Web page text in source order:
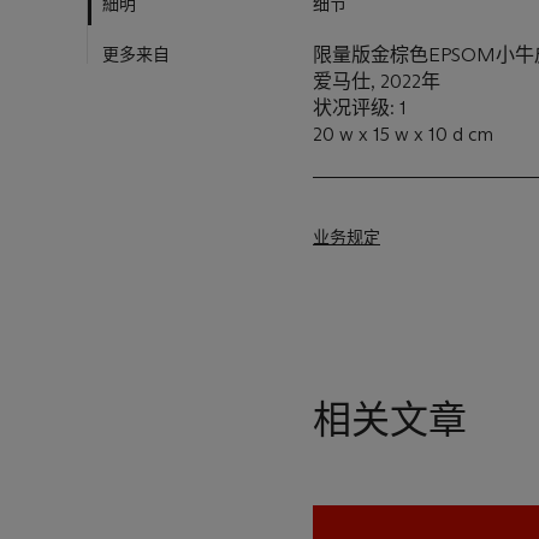
更多来自
限量版金棕色EPSOM小
爱马仕, 2022年
状况评级: 1
20 w x 15 w x 10 d cm
业务规定
相关文章